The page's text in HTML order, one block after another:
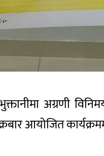
अग्रणी
आयोजित